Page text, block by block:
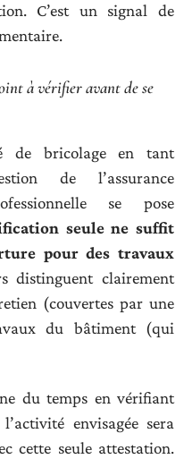
C’est un signal de
à vérifier avant de se
de bricolage en tant
de l’assurance
se pose
seule ne suffit
pour des travaux
distinguent clairement
(couvertes par une
du bâtiment (qui
du temps en vérifiant
envisagée sera
cette seule attestation.